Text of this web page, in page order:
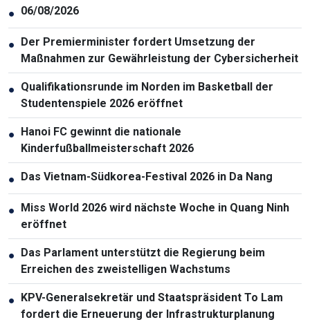
● 06/08/2026
●
Der Premierminister fordert Umsetzung der
Maßnahmen zur Gewährleistung der Cybersicherheit
● Qualifikationsrunde im Norden im Basketball der
Studentenspiele 2026 eröffnet
●
Hanoi FC gewinnt die nationale
Kinderfußballmeisterschaft 2026
● Das Vietnam-Südkorea-Festival 2026 in Da Nang
●
Miss World 2026 wird nächste Woche in Quang Ninh
eröffnet
●
Das Parlament unterstützt die Regierung beim
Erreichen des zweistelligen Wachstums
●
KPV-Generalsekretär und Staatspräsident To Lam
fordert die Erneuerung der Infrastrukturplanung